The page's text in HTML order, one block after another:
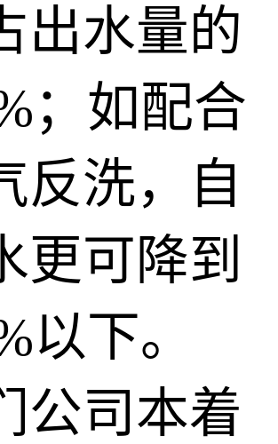
出水量的
；如配合
反洗，自
更可降到
以下。
公司本着